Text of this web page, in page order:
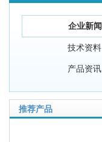
企业新闻
技术资料
产品资讯
推荐产品